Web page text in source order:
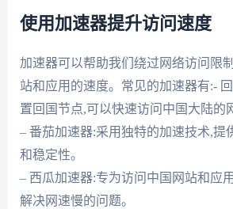
使用加速器提升访问速度
加速器可以帮助我们绕过网络访问限
站和应用的速度。常见的加速器有:-
置回国节点,可以快速访问中国大陆的
– 番茄加速器:采用独特的加速技术,提
和稳定性。
– 西瓜加速器:专为访问中国网站和应
解决网速慢的问题。